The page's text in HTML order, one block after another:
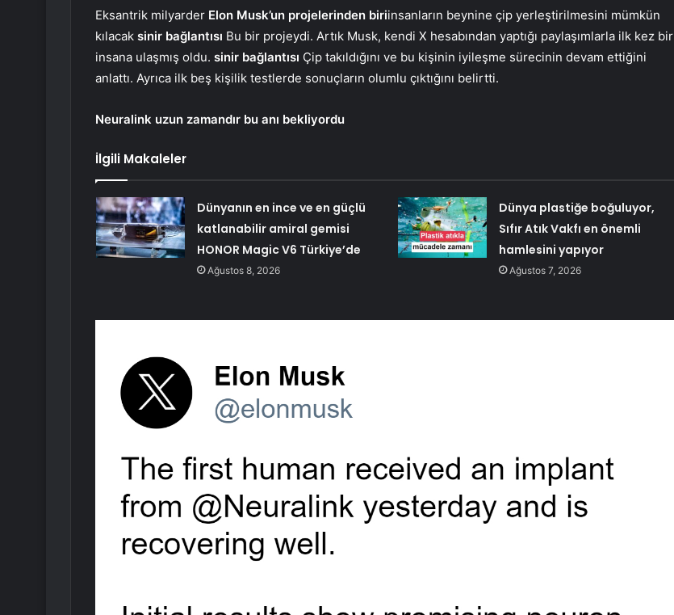
Eksantrik milyarder Elon Musk’un projelerinden biriinsanların beynine çip yerleştirilmesini mümkün
kılacak sinir bağlantısı Bu bir projeydi. Artık Musk, kendi X hesabından yaptığı paylaşımlarla ilk kez bir
insana ulaşmış oldu. sinir bağlantısı Çip takıldığını ve bu kişinin iyileşme sürecinin devam ettiğini
anlattı. Ayrıca ilk beş kişilik testlerde sonuçların olumlu çıktığını belirtti.
Neuralink uzun zamandır bu anı bekliyordu
İlgili Makaleler
Dünyanın en ince ve en güçlü
katlanabilir amiral gemisi
HONOR Magic V6 Türkiye’de
Ağustos 8, 2026
Dünya plastiğe boğuluyor,
Sıfır Atık Vakfı en önemli
hamlesini yapıyor
Ağustos 7, 2026